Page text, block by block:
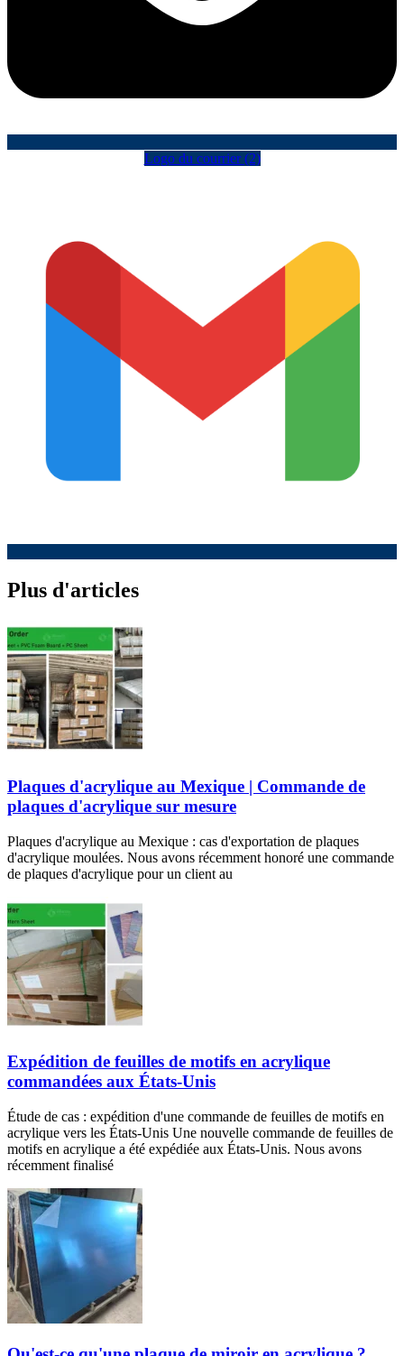
Logo du courrier (2)
Plus d'articles
Plaques d'acrylique au Mexique | Commande de
plaques d'acrylique sur mesure
Plaques d'acrylique au Mexique : cas d'exportation de plaques
d'acrylique moulées. Nous avons récemment honoré une commande
de plaques d'acrylique pour un client au
Expédition de feuilles de motifs en acrylique
commandées aux États-Unis
Étude de cas : expédition d'une commande de feuilles de motifs en
acrylique vers les États-Unis Une nouvelle commande de feuilles de
motifs en acrylique a été expédiée aux États-Unis. Nous avons
récemment finalisé